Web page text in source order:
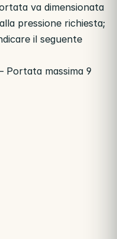
va dimensionata
pressione richiesta;
il seguente
Portata massima 9